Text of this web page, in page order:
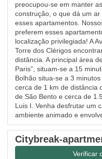
preocupou-se em manter
construção, o que dá um
esses apartamentos.
preferem esses
localização privilegiada! A
Torre dos Clérigos
distância. A principal área
Paris”, situam-se a 15
Bolhão situa-se a 3
cerca de 1 km de distância
de São Bento e cerca de
Luis I. Venha desfrutar um
ambiente animado e
Citybreak-
Verificar